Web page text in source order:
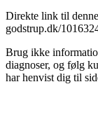
Direkte link til
godstrup.dk/
Brug ikke
diagnoser, og følg
har henvist dig til